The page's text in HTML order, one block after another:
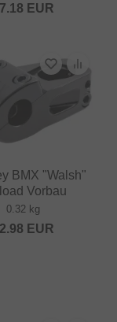
EUR
BMX "Walsh"
Vorbau
0.32 kg
EUR